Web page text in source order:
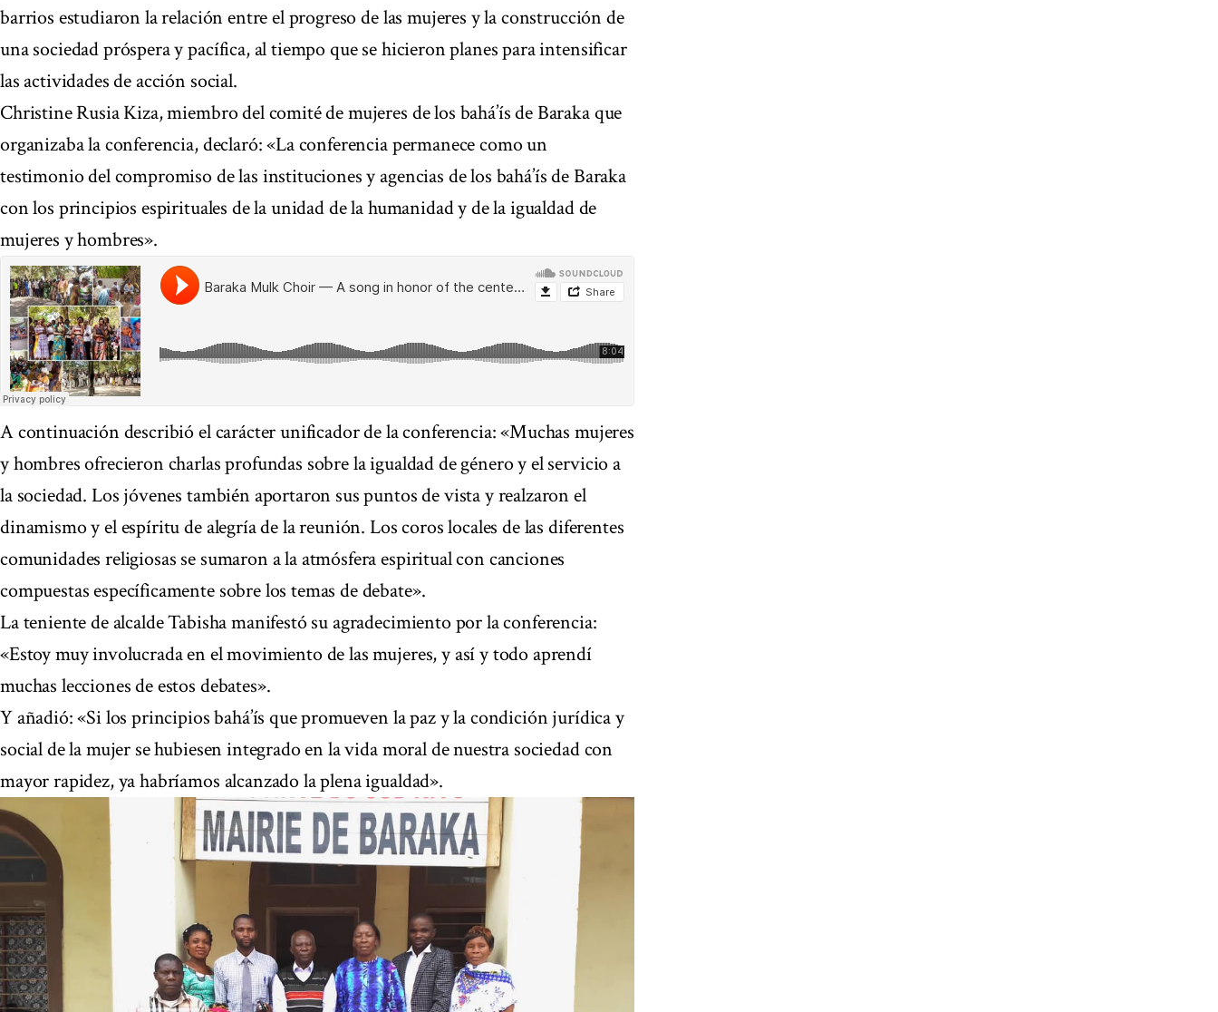
barrios estudiaron la relación entre el progreso de las mujeres y la construcción de
una sociedad próspera y pacífica, al tiempo que se hicieron planes para intensificar
las actividades de acción social.
Christine Rusia Kiza, miembro del comité de mujeres de los bahá’ís de Baraka que
organizaba la conferencia, declaró: «La conferencia permanece como un
testimonio del compromiso de las instituciones y agencias de los bahá’ís de Baraka
con los principios espirituales de la unidad de la humanidad y de la igualdad de
mujeres y hombres».
A continuación describió el carácter unificador de la conferencia: «Muchas mujeres
y hombres ofrecieron charlas profundas sobre la igualdad de género y el servicio a
la sociedad. Los jóvenes también aportaron sus puntos de vista y realzaron el
dinamismo y el espíritu de alegría de la reunión. Los coros locales de las diferentes
comunidades religiosas se sumaron a la atmósfera espiritual con canciones
compuestas específicamente sobre los temas de debate».
La teniente de alcalde Tabisha manifestó su agradecimiento por la conferencia:
«Estoy muy involucrada en el movimiento de las mujeres, y así y todo aprendí
muchas lecciones de estos debates».
Y añadió: «Si los principios bahá’ís que promueven la paz y la condición jurídica y
social de la mujer se hubiesen integrado en la vida moral de nuestra sociedad con
mayor rapidez, ya habríamos alcanzado la plena igualdad».